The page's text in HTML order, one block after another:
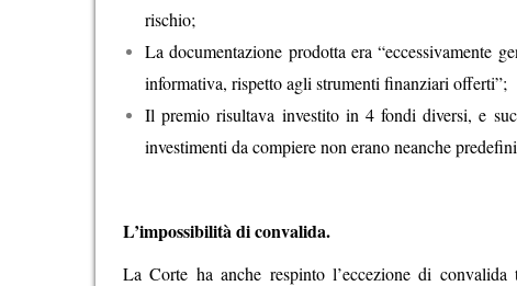
rischio;
La documentazione prodotta era “eccessivamente
informativa, rispetto agli strumenti finanziari offerti”;
Il premio risultava investito in 4 fondi diversi, e
investimenti da compiere non erano neanche
L’impossibilità di convalida.
La Corte ha anche respinto l’eccezione di